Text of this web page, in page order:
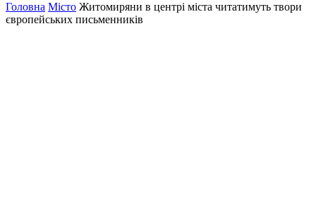
Головна Місто Житомиряни в центрі міста читатимуть твори
європейських письменників